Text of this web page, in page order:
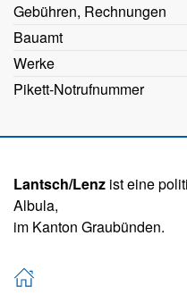
Gebühren, Rechnungen
Bauamt
Werke
Pikett-Notrufnummer
Lantsch/Lenz ist eine
Albula,
im Kanton Graubünden.